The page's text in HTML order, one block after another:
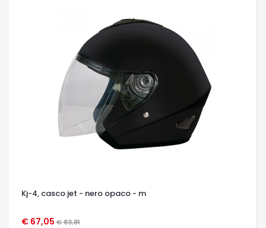
Kj-4, casco jet - nero opaco - m
€ 67,05 € 83,81
OCCHIATA VELOCE